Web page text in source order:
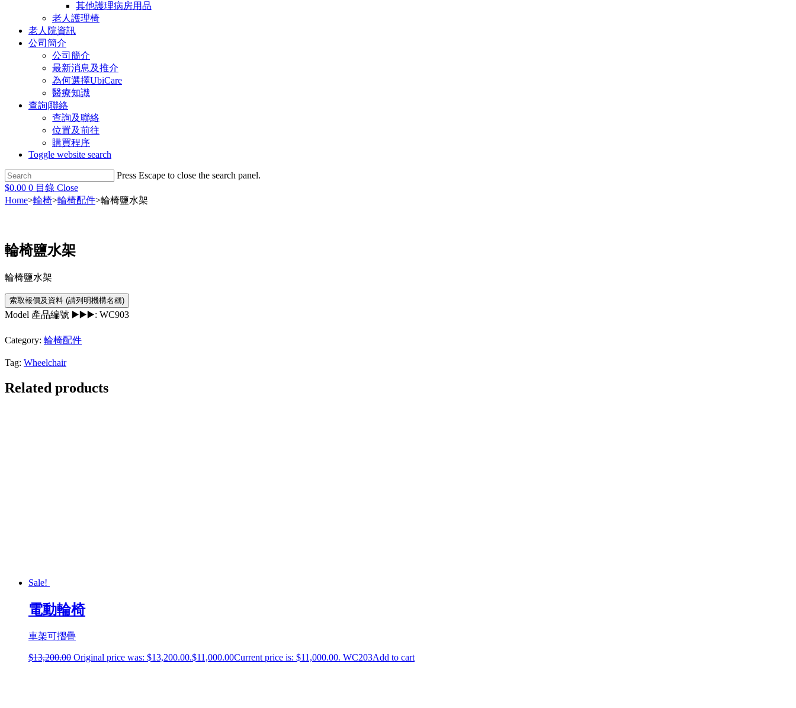
其他護理病房用品
老人護理椅
老人院資訊
公司簡介
公司簡介
最新消息及推介
為何選擇UbiCare
醫療知識
查詢|聯絡
查詢及聯絡
位置及前往
購買程序
Toggle website search
Press Escape to close the search panel.
$0.00 0 目錄 Close
Home>輪椅>輪椅配件>輪椅鹽水架
輪椅鹽水架
輪椅鹽水架
Model 產品編號 ▶️▶️▶️: WC903
Category: 輪椅配件
Tag: Wheelchair
Related products
Sale!
電動輪椅
車架可摺疊
$13,200.00 Original price was: $13,200.00.$11,000.00Current price is: $11,000.00. WC203Add to cart